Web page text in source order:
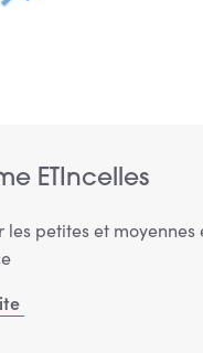
ETIncelles
les petites et moyennes